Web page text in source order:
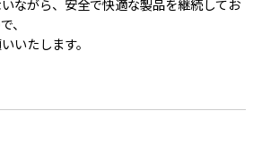
ながら、安全で快適な製品を継続してお
、
いたします。